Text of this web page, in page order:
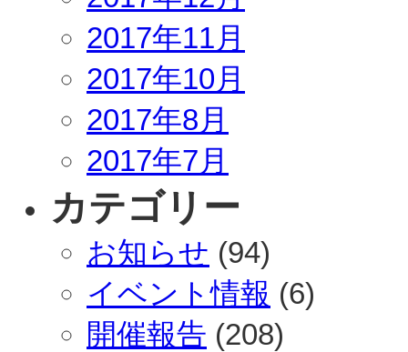
2017年11月
2017年10月
2017年8月
2017年7月
カテゴリー
お知らせ (94)
イベント情報 (6)
開催報告 (208)